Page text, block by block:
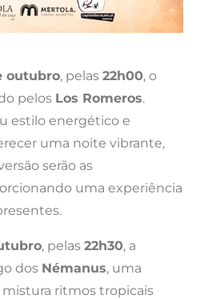
outubro, pelas 22h00, o
pelos Los Romeros.
estilo energético e
uma noite vibrante,
serão as
uma experiência
, pelas 22h30, a
dos Némanus, uma
ritmos tropicais